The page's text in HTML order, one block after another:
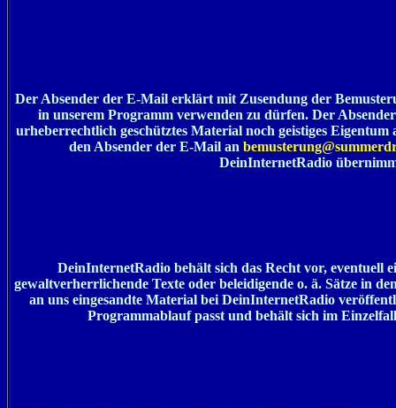
Der Absender der E-Mail erklärt mit Zusendung der
in unserem Programm verwenden zu dürfen. Der
urheberrechtlich geschütztes Material noch geistiges
den Absender der E-Mail an
DeinInternetRadio
DeinInternetRadio behält sich das Recht vor, eventuell
gewaltverherrlichende Texte oder beleidigende o. ä. Sätze in
an uns eingesandte Material bei DeinInternetRadio
Programmablauf passt und behält sich im